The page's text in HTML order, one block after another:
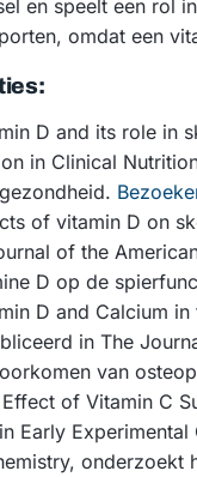
en speelt een rol
omdat een
D and its role in
in Clinical
of vitamin D on
of the
D op de
D and Calcium
in The
van
Effect of Vitamin C
Early
onderzoekt